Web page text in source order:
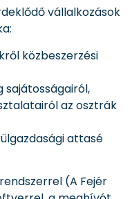
vállalkozások
közbeszerzési
sajátosságairól,
az osztrák
attasé
(A Fejér